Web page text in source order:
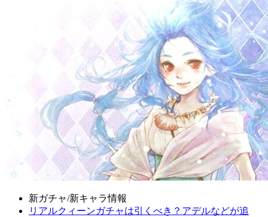
新ガチャ/新キャラ情報
リアルクィーンガチャは引くべき？アデルなどが追